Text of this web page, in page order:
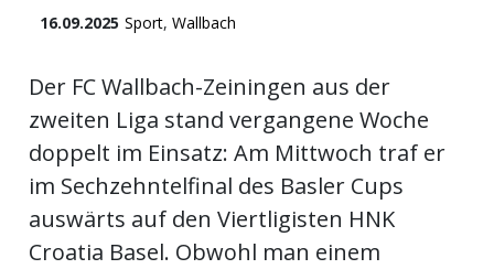
Stellen
E-
Paper
16.09.2025 Sport,Wallbach
Der FC Wallbach-Zeiningen aus der
zweiten Liga stand vergangene Woche
doppelt im Einsatz: Am Mittwoch traf er
im Sechzehntelfinal des Basler Cups
auswärts auf den Viertligisten HNK
Croatia Basel. Obwohl man einem